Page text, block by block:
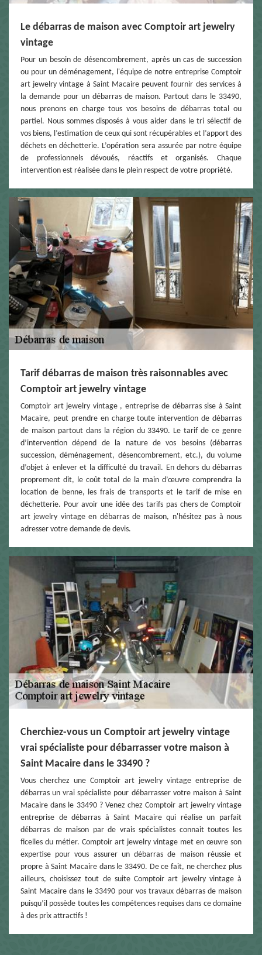
Le débarras de maison avec Comptoir art jewelry
vintage
Pour un besoin de désencombrement, après un cas de succession
ou pour un déménagement, l'équipe de notre entreprise Comptoir
art jewelry vintage à Saint Macaire peuvent fournir des services à
la demande pour un débarras de maison. Partout dans le 33490,
nous prenons en charge tous vos besoins de débarras total ou
partiel. Nous sommes disposés à vous aider dans le tri sélectif de
vos biens, l’estimation de ceux qui sont récupérables et l’apport des
déchets en déchetterie. L’opération sera assurée par notre équipe
de professionnels dévoués, réactifs et organisés. Chaque
intervention est réalisée dans le plein respect de votre propriété.
Tarif débarras de maison très raisonnables avec
Comptoir art jewelry vintage
Comptoir art jewelry vintage , entreprise de débarras sise à Saint
Macaire, peut prendre en charge toute intervention de débarras
de maison partout dans la région du 33490. Le tarif de ce genre
d’intervention dépend de la nature de vos besoins (débarras
succession, déménagement, désencombrement, etc.), du volume
d’objet à enlever et la difficulté du travail. En dehors du débarras
proprement dit, le coût total de la main d’œuvre comprendra la
location de benne, les frais de transports et le tarif de mise en
déchetterie. Pour avoir une idée des tarifs pas chers de Comptoir
art jewelry vintage en débarras de maison, n'hésitez pas à nous
adresser votre demande de devis.
Cherchiez-vous un Comptoir art jewelry vintage
vrai spécialiste pour débarrasser votre maison à
Saint Macaire dans le 33490 ?
Vous cherchez une Comptoir art jewelry vintage entreprise de
débarras un vrai spécialiste pour débarrasser votre maison à Saint
Macaire dans le 33490 ? Venez chez Comptoir art jewelry vintage
entreprise de débarras à Saint Macaire qui réalise un parfait
débarras de maison par de vrais spécialistes connait toutes les
ficelles du métier. Comptoir art jewelry vintage met en œuvre son
expertise pour vous assurer un débarras de maison réussie et
propre à Saint Macaire dans le 33490. De ce fait, ne cherchez plus
ailleurs, choisissez tout de suite Comptoir art jewelry vintage à
Saint Macaire dans le 33490 pour vos travaux débarras de maison
puisqu’il possède toutes les compétences requises dans ce domaine
à des prix attractifs !